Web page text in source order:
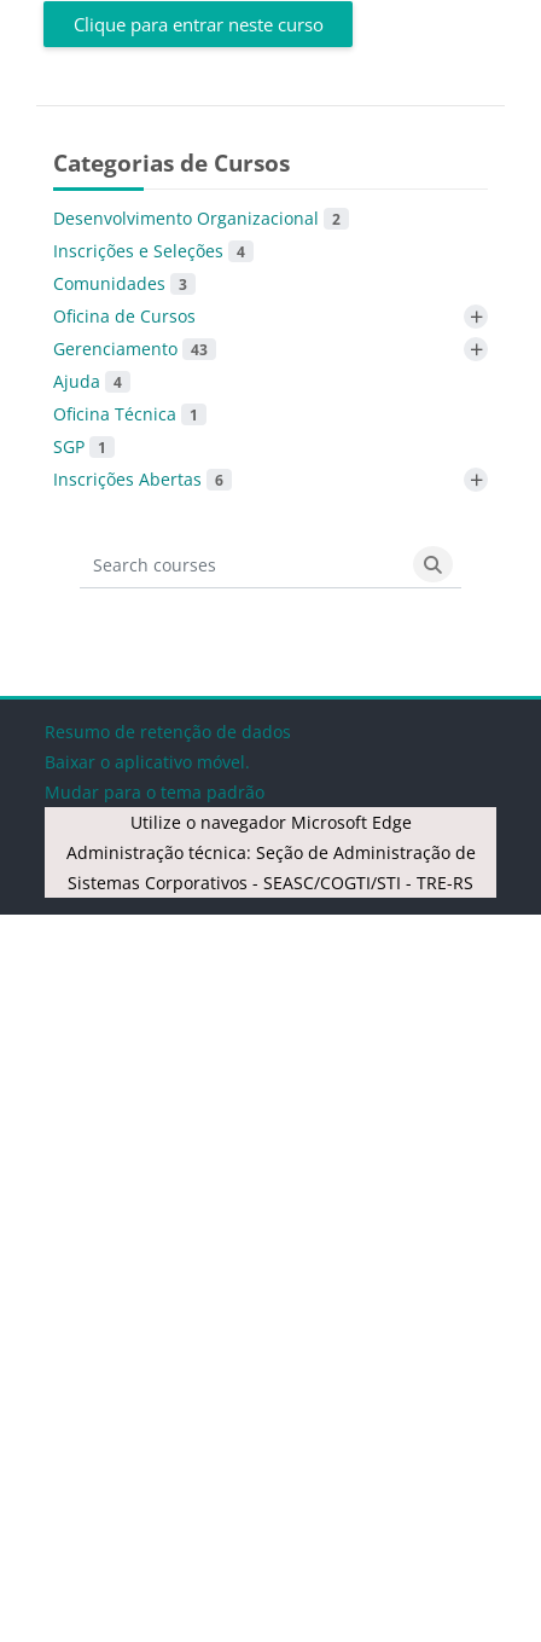
Clique para entrar neste curso
Categorias de Cursos
Desenvolvimento Organizacional 2
Inscrições e Seleções 4
Comunidades 3
Oficina de Cursos +
Gerenciamento 43 +
Ajuda 4
Oficina Técnica 1
SGP 1
Inscrições Abertas 6 +
Search courses
Search
Blocos
Blocos
Blocos
Blocos
Resumo de retenção de dados
Baixar o aplicativo móvel.
Mudar para o tema padrão
Utilize o navegador Microsoft Edge
Administração técnica: Seção de Administração de
Sistemas Corporativos - SEASC/COGTI/STI - TRE-RS